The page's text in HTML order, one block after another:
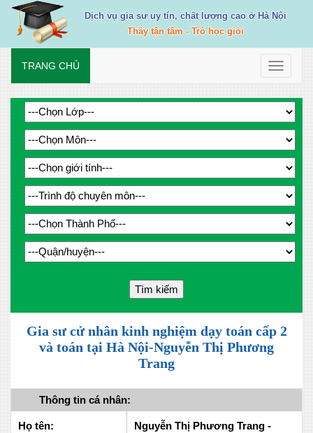
Dịch vụ gia sư uy tín, chất lượng cao ở Hà Nội
Thầy tận tâm - Trò học giỏi
Toggle
TRANG CHỦ
Gia sư cử nhân kinh nghiệm dạy toán cấp 2
và toán tại Hà Nội-Nguyễn Thị Phương
Trang
Thông tin cá nhân:
Họ tên:
Nguyễn Thị Phương Trang -